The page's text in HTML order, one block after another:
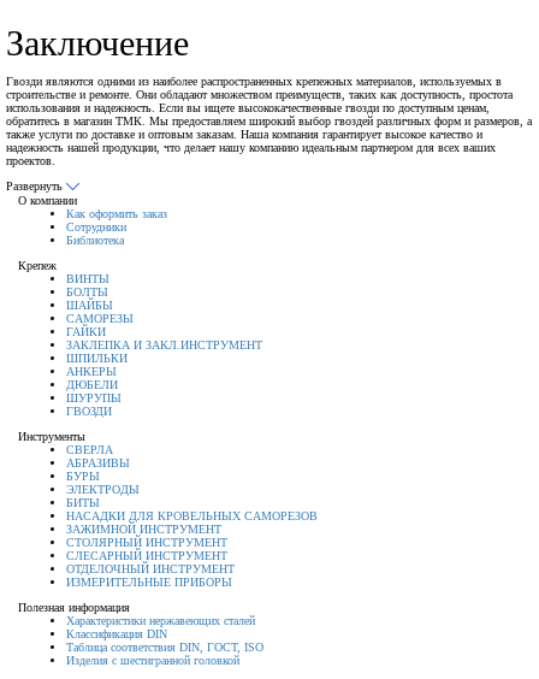
Заключение
Гвозди являются одними из наиболее распространенных крепежных материалов, используемых в
строительстве и ремонте. Они обладают множеством преимуществ, таких как доступность, простота
использования и надежность. Если вы ищете высококачественные гвозди по доступным ценам,
обратитесь в магазин ТМК. Мы предоставляем широкий выбор гвоздей различных форм и размеров, а
также услуги по доставке и оптовым заказам. Наша компания гарантирует высокое качество и
надежность нашей продукции, что делает нашу компанию идеальным партнером для всех ваших
проектов.
Развернуть
О компании
Как оформить заказ
Сотрудники
Библиотека
Крепеж
ВИНТЫ
БОЛТЫ
ШАЙБЫ
САМОРЕЗЫ
ГАЙКИ
ЗАКЛЕПКА И ЗАКЛ.ИНСТРУМЕНТ
ШПИЛЬКИ
АНКЕРЫ
ДЮБЕЛИ
ШУРУПЫ
ГВОЗДИ
Инструменты
СВЕРЛА
АБРАЗИВЫ
БУРЫ
ЭЛЕКТРОДЫ
БИТЫ
НАСАДКИ ДЛЯ КРОВЕЛЬНЫХ САМОРЕЗОВ
ЗАЖИМНОЙ ИНСТРУМЕНТ
СТОЛЯРНЫЙ ИНСТРУМЕНТ
СЛЕСАРНЫЙ ИНСТРУМЕНТ
ОТДЕЛОЧНЫЙ ИНСТРУМЕНТ
ИЗМЕРИТЕЛЬНЫЕ ПРИБОРЫ
Полезная информация
Характеристики нержавеющих сталей
Классификация DIN
Таблица соответствия DIN, ГОСТ, ISO
Изделия с шестигранной головкой